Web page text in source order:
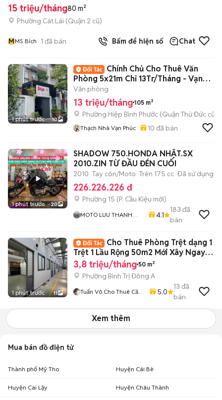
15 triệu/tháng80 m²
Phường Cát Lái (Quận 2 cũ)
MMS Bích 1 đã bán Bấm để hiện số Chat
1 phút trước 10
Chính Chủ Cho Thuê Văn
Phòng 5x21m Chỉ 13Tr/Tháng - Vạn
Phúc City
Văn phòng
13 triệu/tháng 105 m²
Phường Hiệp Bình Phước (Quận Thủ Đức cũ)
Thạch Nhà Vạn Phúc 10 đã bán
1 phút trước 20
SHADOW 750.HONDA NHẬT.SX
2010.ZIN TỪ ĐẦU ĐÉN CUỐI
2010 Tay côn/Moto Trên 175 cc Đã sử dụng
226.226.226 đ
Phường 15 (P. Cầu Kiệu mới)
MOTO LUU THANH
Hoang Van Thu , PN ,
TPHCM
4.1
183 đã
bán
1 phút trước 11
Cho Thuê Phòng Trệt dạng 1
Trệt 1 Lầu Rộng 50m2 Mới Xây Ngay
Mã Lò
3,8 triệu/tháng 50 m²
Phường Bình Trị Đông A
Tuấn Võ Cho Thuê Căn
5.0
13 đã
bán
Xem thêm
Mua bán đồ điện tử
Thành phố Mỹ Tho Huyện Cái Bè
Huyện Cai Lậy Huyện Châu Thành